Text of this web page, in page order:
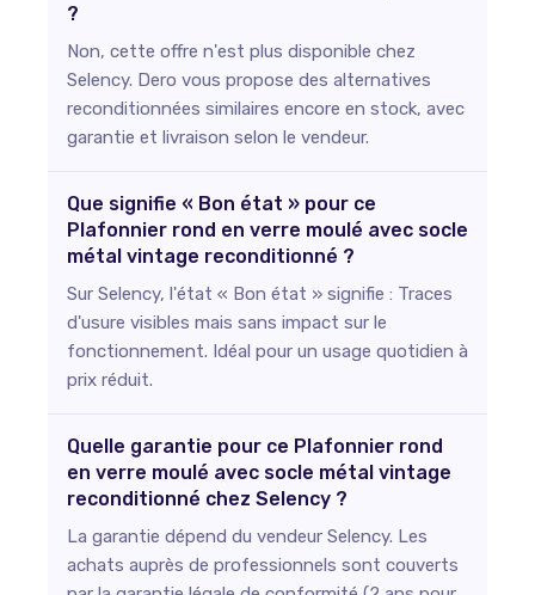
?
Non, cette offre n'est plus disponible chez
Selency. Dero vous propose des alternatives
reconditionnées similaires encore en stock, avec
garantie et livraison selon le vendeur.
Que signifie « Bon état » pour ce
Plafonnier rond en verre moulé avec socle
métal vintage reconditionné ?
Sur Selency, l'état « Bon état » signifie : Traces
d'usure visibles mais sans impact sur le
fonctionnement. Idéal pour un usage quotidien à
prix réduit.
Quelle garantie pour ce Plafonnier rond
en verre moulé avec socle métal vintage
reconditionné chez Selency ?
La garantie dépend du vendeur Selency. Les
achats auprès de professionnels sont couverts